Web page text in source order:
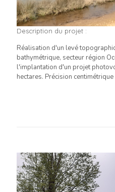
Description du projet :
Réalisation d'un levé
bathymétrique, secteur région
l'implantation d'un projet
hectares. Précision